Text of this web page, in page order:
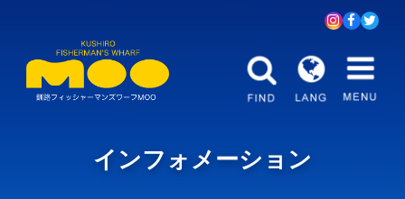
インフォメーション